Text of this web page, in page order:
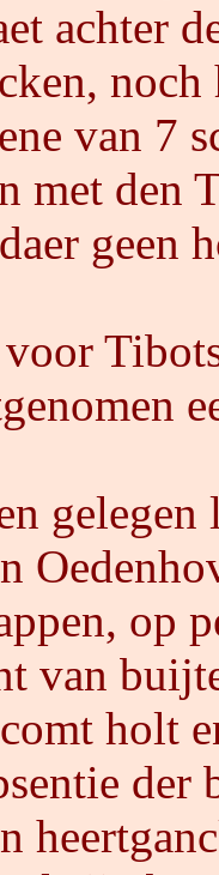
achter
van 7
met den
geen
op
van
holt
der